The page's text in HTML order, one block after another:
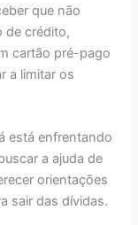
que não
de crédito,
cartão pré-pago
a limitar os
está enfrentando
a ajuda de
orientações
sair das dívidas.